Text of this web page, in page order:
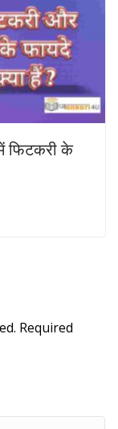
फिटकरी के
Required